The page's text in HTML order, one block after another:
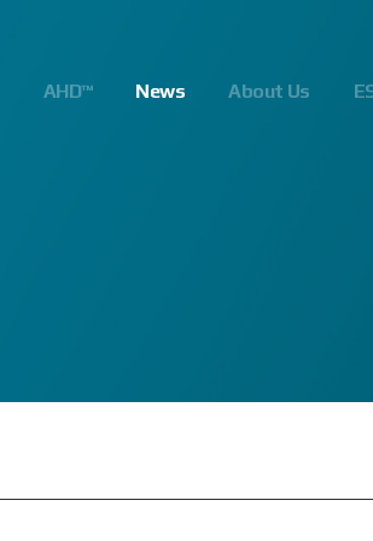
AHD™ News About Us